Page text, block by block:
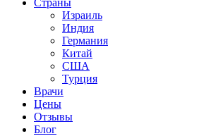
Страны
Израиль
Индия
Германия
Китай
США
Турция
Врачи
Цены
Отзывы
Блог